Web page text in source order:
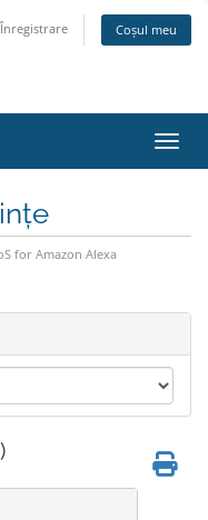
Înregistrare Coșul meu
for Amazon Alexa